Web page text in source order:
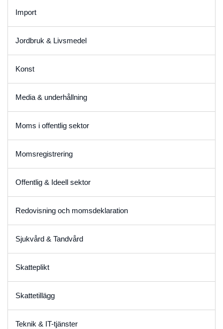
Import
Jordbruk & Livsmedel
Konst
Media & underhållning
Moms i offentlig sektor
Momsregistrering
Offentlig & Ideell sektor
Redovisning och momsdeklaration
Sjukvård & Tandvård
Skatteplikt
Skattetillägg
Teknik & IT-tjänster